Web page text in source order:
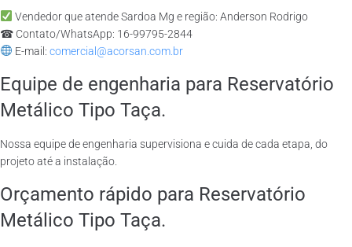
Vendedor que atende Sardoa Mg e região: Anderson Rodrigo
☎ Contato/WhatsApp: 16-99795-2844
E-mail: comercial@acorsan.com.br
Equipe de engenharia para Reservatório
Metálico Tipo Taça.
Nossa equipe de engenharia supervisiona e cuida de cada etapa, do
projeto até a instalação.
Orçamento rápido para Reservatório
Metálico Tipo Taça.